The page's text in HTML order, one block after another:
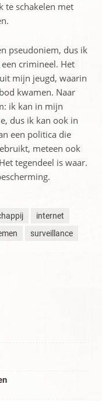
te schakelen met
pseudoniem, dus ik
crimineel. Het
mijn jeugd, waarin
kwamen. Naar
ik kan in mijn
dus ik kan ook in
een politica die
meteen ook
tegendeel is waar.
internet
surveillance